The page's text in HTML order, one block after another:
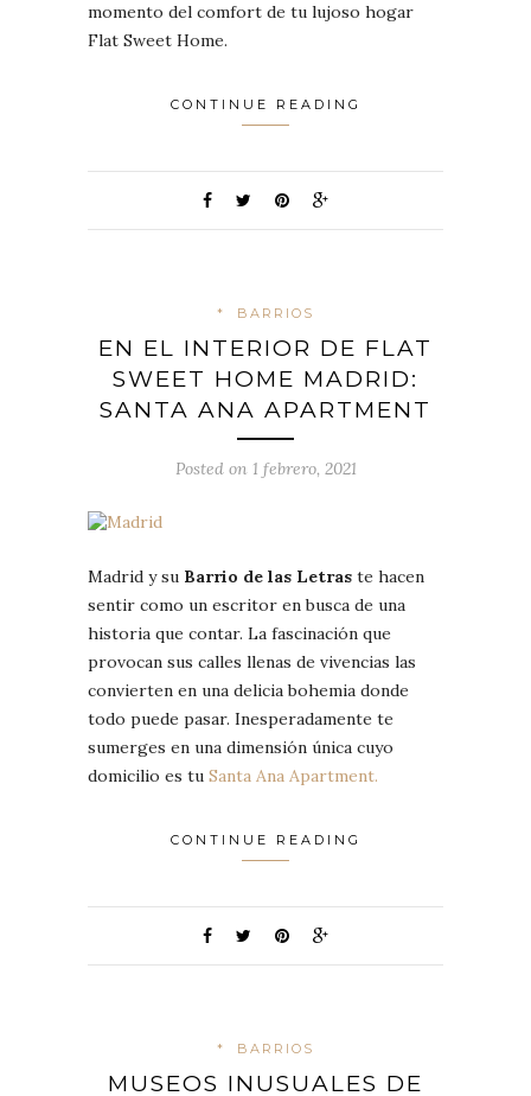
momento del comfort de tu lujoso hogar
Flat Sweet Home.
CONTINUE READING
* BARRIOS
EN EL INTERIOR DE FLAT
SWEET HOME MADRID:
SANTA ANA APARTMENT
Posted on 1 febrero, 2021
Madrid y su Barrio de las Letras te hacen
sentir como un escritor en busca de una
historia que contar. La fascinación que
provocan sus calles llenas de vivencias las
convierten en una delicia bohemia donde
todo puede pasar. Inesperadamente te
sumerges en una dimensión única cuyo
domicilio es tu Santa Ana Apartment.
CONTINUE READING
* BARRIOS
MUSEOS INUSUALES DE